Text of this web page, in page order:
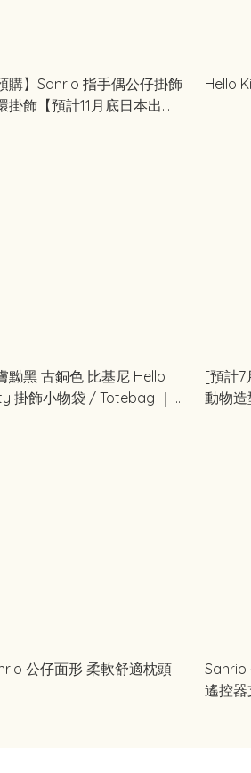
購】Sanrio 指手偶公仔掛飾
掛飾【預計11月底日本出
Hello
黝黑 古銅色 比基尼 Hello
掛飾小物袋 / Totebag ｜
[預計7
動物
公仔面形 柔軟舒適枕頭
Sanrio
遙控器